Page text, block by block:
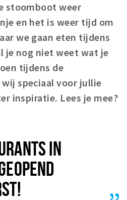
stoomboot weer
en het is weer tijd om
we gaan eten tijdens
je nog niet weet wat je
tijdens de
speciaal voor jullie
inspiratie. Lees je mee?
IN